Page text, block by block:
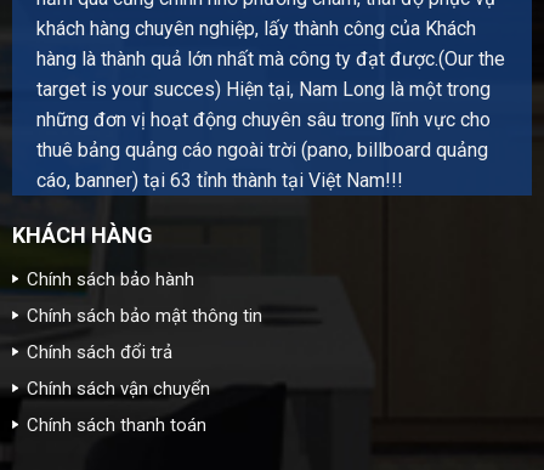
khách hàng chuyên nghiệp, lấy thành công của Khách
hàng là thành quả lớn nhất mà công ty đạt được.(Our the
target is your succes) Hiện tại, Nam Long là một trong
những đơn vị hoạt động chuyên sâu trong lĩnh vực cho
thuê bảng quảng cáo ngoài trời (pano, billboard quảng
cáo, banner) tại 63 tỉnh thành tại Việt Nam!!!
KHÁCH HÀNG
Chính sách bảo hành
Chính sách bảo mật thông tin
Chính sách đổi trả
Chính sách vận chuyển
Chính sách thanh toán